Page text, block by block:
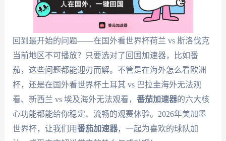
回到最开始的问题——在国外看世界杯荷兰 vs 斯洛伐克
当前地区不可播放？只要选对了回国加速器，比如番
茄，这些问题都能迎刃而解。不管是在海外怎么看欧洲
杯，还是在国外看世界杯土耳其 vs 巴拉圭海外无法观
看、新西兰 vs 埃及海外无法观看， 番茄加速器的六大核
心功能都能给你稳定、流畅的观赛体验。2026年美加墨
世界杯，让我们用番茄加速器，一起为喜欢的球队加